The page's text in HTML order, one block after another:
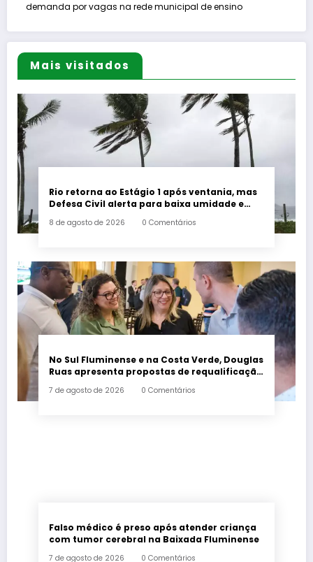
demanda por vagas na rede municipal de ensino
Mais visitados
Rio retorna ao Estágio 1 após ventania, mas
Defesa Civil alerta para baixa umidade e
8 de agosto de 2026 0 Comentários
No Sul Fluminense e na Costa Verde, Douglas
Ruas apresenta propostas de requalificação
7 de agosto de 2026 0 Comentários
Falso médico é preso após atender criança
com tumor cerebral na Baixada Fluminense
7 de agosto de 2026 0 Comentários